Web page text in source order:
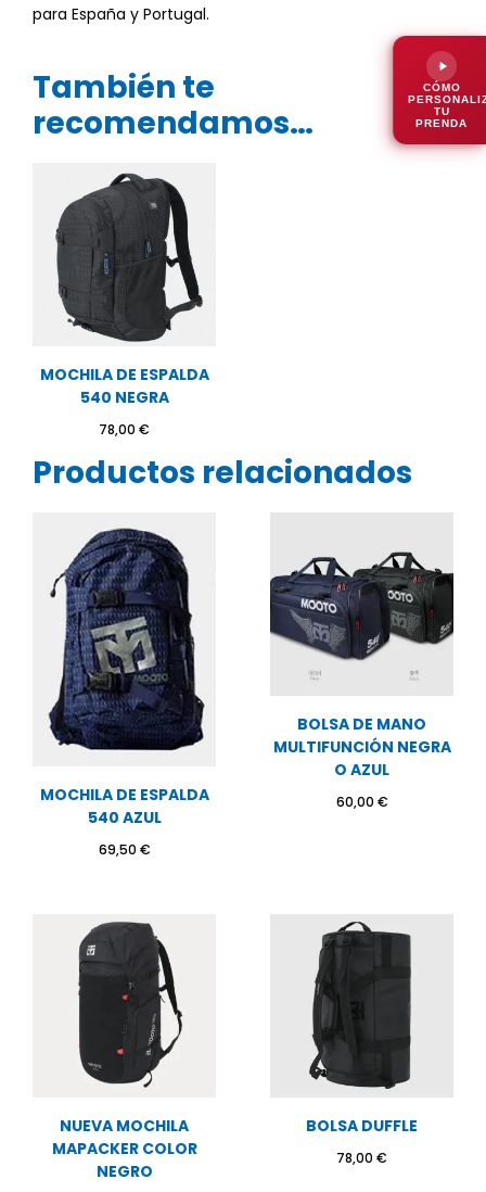
para España y Portugal.
También te
recomendamos…
MOCHILA DE ESPALDA
540 NEGRA
78,00 €
Productos relacionados
MOCHILA DE ESPALDA
540 AZUL
69,50 €
BOLSA DE MANO
MULTIFUNCIÓN NEGRA
O AZUL
60,00 €
NUEVA MOCHILA
MAPACKER COLOR
NEGRO
BOLSA DUFFLE
78,00 €
CÓMO
TU
PRENDA